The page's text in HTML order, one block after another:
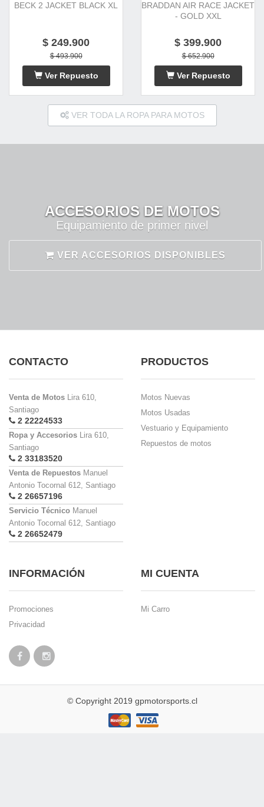
BECK 2 JACKET BLACK XL
$ 249.900
$ 493.900
Ver Repuesto
BRADDAN AIR RACE JACKET
- GOLD XXL
$ 399.900
$ 652.900
Ver Repuesto
VER TODA LA ROPA PARA MOTOS
ACCESORIOS DE MOTOS
Equipamiento de primer nivel
VER ACCESORIOS DISPONIBLES
CONTACTO
Venta de Motos Lira 610,
Santiago
2 22224533
Ropa y Accesorios Lira 610,
Santiago
2 33183520
Venta de Repuestos Manuel
Antonio Tocornal 612, Santiago
2 26657196
Servicio Técnico Manuel
Antonio Tocornal 612, Santiago
2 26652479
PRODUCTOS
Motos Nuevas
Motos Usadas
Vestuario y Equipamiento
Repuestos de motos
INFORMACIÓN
Promociones
Privacidad
MI CUENTA
Mi Carro
© Copyright 2019 gpmotorsports.cl